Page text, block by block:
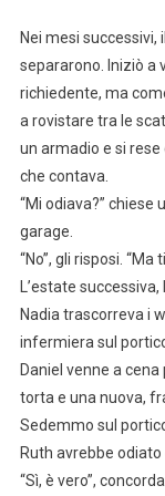
Nei mesi successivi,
separarono. Iniziò a
richiedente, ma
a rovistare tra le
un armadio e si
che contava.
“Mi odiava?” chiese
garage.
“No”, gli risposi.
L’estate
Nadia trascorreva i
infermiera sul
Daniel venne a
torta e una nuova,
Sedemmo sul
Ruth avrebbe
“Sì, è vero”,